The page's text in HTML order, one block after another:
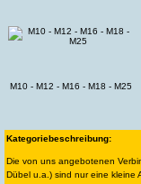
M10 - M12 - M16 - M18 - M25
Kategoriebeschreibung:
Die von uns angebotenen
Dübel u.a.) sind nur eine kleine